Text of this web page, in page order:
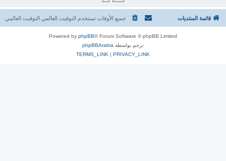
قائمة المنتديات جميع الأوقات تستخدم التوقيت العالمي التوقيت العالمي
Powered by phpBB® Forum Software © phpBB Limited
ترجم بواسطة phpBBArabia
PRIVACY_LINK
|
TERMS_LINK